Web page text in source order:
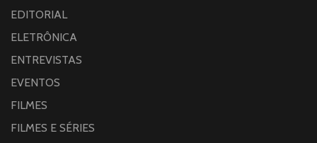
EDITORIAL
ELETRÔNICA
ENTREVISTAS
EVENTOS
FILMES
FILMES E SÉRIES